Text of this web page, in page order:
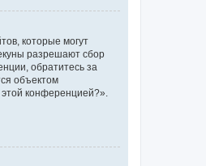
которые могут
разрешают сбор
обратитесь за
объектом
конференцией?».